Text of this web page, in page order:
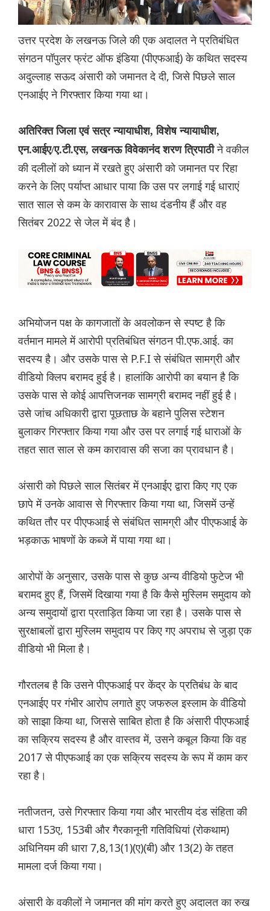
उत्तर प्रदेश के लखनऊ जिले की एक अदालत ने प्रतिबंधित
संगठन पॉपुलर फ्रंट ऑफ इंडिया (पीएफआई) के कथित सदस्य
अदुल्लाह सऊद अंसारी को जमानत दे दी, जिसे पिछले साल
एनआईए ने गिरफ्तार किया गया था।
अतिरिक्त जिला एवं सत्र न्यायाधीश, विशेष न्यायाधीश,
एन.आईए/ए.टी.एस, लखनऊ विवेकानंद शरण त्रिपाठीने वकील
की दलीलों को ध्यान में रखते हुए अंसारी को जमानत पर रिहा
करने के लिए पर्याप्त आधार पाया कि उस पर लगाई गई धाराएं
सात साल से कम के कारावास के साथ दंडनीय हैं और वह
सितंबर 2022 से जेल में बंद है।
अभियोजन पक्ष के कागजातों के अवलोकन से स्पष्ट है कि
वर्तमान मामले में आरोपी प्रतिबंधित संगठन पी.एफ.आई. का
सदस्य है। और उसके पास से P.F.I से संबंधित सामग्री और
वीडियो क्लिप बरामद हुई है। हालांकि आरोपी का बयान है कि
उसके पास से कोई आपत्तिजनक सामग्री बरामद नहीं हुई है।
उसे जांच अधिकारी द्वारा पूछताछ के बहाने पुलिस स्टेशन
बुलाकर गिरफ्तार किया गया और उस पर लगाई गई धाराओं के
तहत सात साल से कम कारावास की सजा का प्रावधान है।
अंसारी को पिछले साल सितंबर में एनआईए द्वारा किए गए एक
छापे में उनके आवास से गिरफ्तार किया गया था, जिसमें उन्हें
कथित तौर पर पीएफआई से संबंधित सामग्री और पीएफआई के
भड़काऊ भाषणों के कब्जे में पाया गया था।
आरोपों के अनुसार, उसके पास से कुछ अन्य वीडियो फुटेज भी
बरामद हुए हैं, जिसमें दिखाया गया है कि कैसे मुस्लिम समुदाय को
अन्य समुदायों द्वारा प्रताड़ित किया जा रहा है। उसके पास से
सुरक्षाबलों द्वारा मुस्लिम समुदाय पर किए गए अपराध से जुड़ा एक
वीडियो भी मिला है।
गौरतलब है कि उसने पीएफआई पर केंद्र के प्रतिबंध के बाद
एनआईए पर गंभीर आरोप लगाते हुए जफरुल इस्लाम के वीडियो
को साझा किया था, जिससे साबित होता है कि अंसारी पीएफआई
का सक्रिय सदस्य है और वास्तव में, उसने कबूल किया कि वह
2017 से पीएफआई का एक सक्रिय सदस्य के रूप में काम कर
रहा है।
नतीजतन, उसे गिरफ्तार किया गया और भारतीय दंड संहिता की
धारा 153ए, 153बी और गैरकानूनी गतिविधियां (रोकथाम)
अधिनियम की धारा 7,8,13(1)(ए)(बी) और 13(2) के तहत
मामला दर्ज किया गया।
अंसारी के वकीलों ने जमानत की मांग करते हुए अदालत का रुख